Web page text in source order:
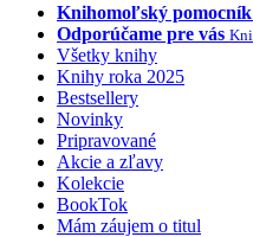
Knihomoľský pomocník
Odporúčame pre vás
Všetky knihy
Knihy roka 2025
Bestsellery
Novinky
Pripravované
Akcie a zľavy
Kolekcie
BookTok
Mám záujem o titul